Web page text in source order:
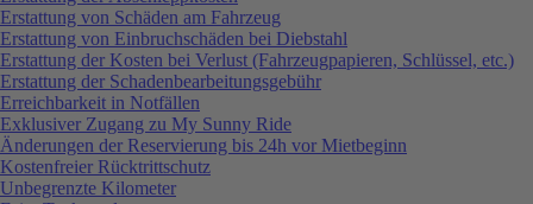
Erstattung von Schäden am Fahrzeug
Erstattung von Einbruchschäden bei Diebstahl
Erstattung der Kosten bei Verlust (Fahrzeugpapieren, Schlüssel, etc.)
Erstattung der Schadenbearbeitungsgebühr
Erreichbarkeit in Notfällen
Exklusiver Zugang zu My Sunny Ride
Änderungen der Reservierung bis 24h vor Mietbeginn
Kostenfreier Rücktrittschutz
Unbegrenzte Kilometer